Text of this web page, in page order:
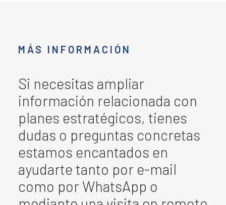
MÁS INFORMACIÓN
Si necesitas ampliar
información relacionada con
planes estratégicos, tienes
dudas o preguntas concretas
estamos encantados en
ayudarte tanto por e-mail
como por WhatsApp o